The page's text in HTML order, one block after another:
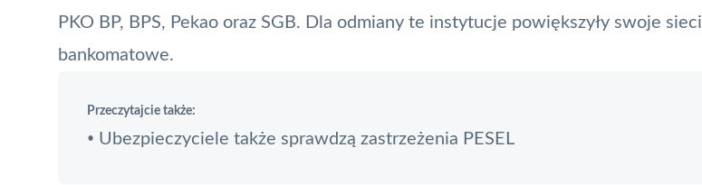
PKO BP, BPS, Pekao oraz SGB. Dla odmiany te instytucje powiększyły swoje sieci
bankomatowe.
Przeczytajcie także:
• Ubezpieczyciele także sprawdzą zastrzeżenia PESEL